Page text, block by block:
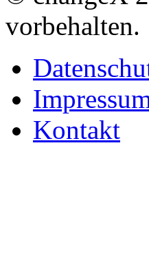
vorbehalten.
Kontakt